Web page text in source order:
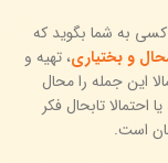
کسی به شما بگوید که
و بختیاری، تهیه و
این جمله را محال
تابحال فکر
است.